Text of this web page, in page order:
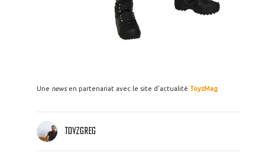
Une newsen partenariat avec le site d'actualité ToyzMag
TOYZGREG